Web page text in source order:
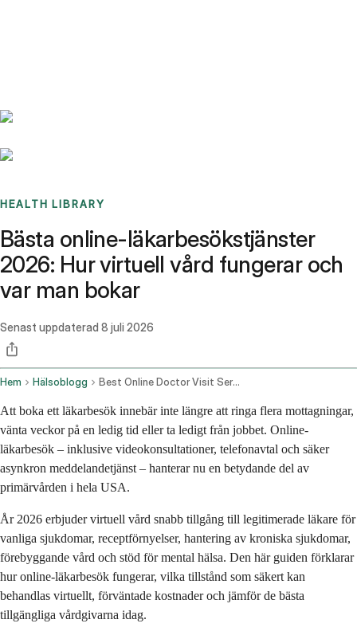
HEALTH LIBRARY
Bästa online-läkarbesökstjänster
2026: Hur virtuell vård fungerar och
var man bokar
Senast uppdaterad 8 juli 2026
Hem Hälsoblogg Best Online Doctor Visit Services 2026 How Virtual Care Works And Where To Book
Att boka ett läkarbesök innebär inte längre att ringa flera mottagningar,
vänta veckor på en ledig tid eller ta ledigt från jobbet. Online-
läkarbesök – inklusive videokonsultationer, telefonavtal och säker
asynkron meddelandetjänst – hanterar nu en betydande del av
primärvården i hela USA.
År 2026 erbjuder virtuell vård snabb tillgång till legitimerade läkare för
vanliga sjukdomar, receptförnyelser, hantering av kroniska sjukdomar,
förebyggande vård och stöd för mental hälsa. Den här guiden förklarar
hur online-läkarbesök fungerar, vilka tillstånd som säkert kan
behandlas virtuellt, förväntade kostnader och jämför de bästa
tillgängliga vårdgivarna idag.